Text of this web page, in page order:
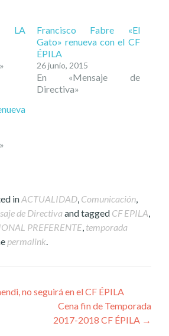
LA
Francisco Fabre «El
Gato» renueva con el CF
ÉPILA
26 junio, 2015
En «Mensaje de
Directiva»
inACTUALIDAD, Comunicación,
de Directivaand tagged CF EPILA,
PREFERENTE, temporada
permalink.
no seguirá en el CF ÉPILA
Cena fin de Temporada
2017-2018 CF ÉPILA →